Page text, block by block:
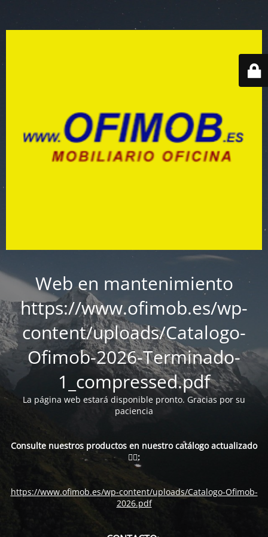
Web en mantenimiento
https://www.ofimob.es/wp-
content/uploads/Catalogo-
Ofimob-2026-Terminado-
1_compressed.pdf
La página web estará disponible pronto. Gracias por su
paciencia
Consulte nuestros productos en nuestro catálogo actualizado
👇🏻:
https://www.ofimob.es/wp-content/uploads/Catalogo-Ofimob-
2026.pdf